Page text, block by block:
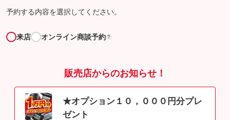
予約する内容を選択してください。
来店 オンライン商談予約 ?
販売店からのお知らせ！
★オプション１０，０００円分プレ
ゼント